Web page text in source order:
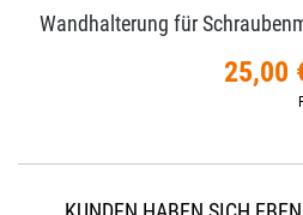
Wandhalterung für
25,00